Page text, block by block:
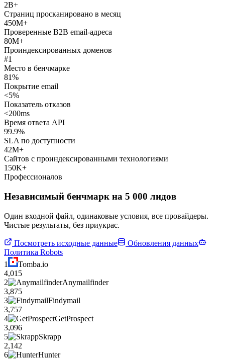
2B+
Страниц просканировано в месяц
450M+
Проверенные B2B email-адреса
80M+
Проиндексированных доменов
#1
Место в бенчмарке
81%
Покрытие email
<5%
Показатель отказов
<200ms
Время ответа API
99.9%
SLA по доступности
42M+
Сайтов с проиндексированными технологиями
150K+
Профессионалов
Независимый бенчмарк на 5 000 лидов
Один входной файл, одинаковые условия, все провайдеры.
Чистые результаты, без приукрас.
Посмотреть исходные данные
Обновления данных
Политика Robots
1
Tomba.io
4,015
2
Anymailfinder
3,875
3
Findymail
3,757
4
GetProspect
3,096
5
Skrapp
2,142
6
Hunter